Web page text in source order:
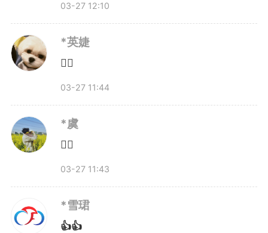
个都是宝妈，其中两位有两个孩
子。孩子放假了，家长却无法陪
伴，是不少同事共同面临的问题。
公司负责人听到员工反映的情
况，随即拍板放假，并在第二天上
午当着员工面宣布。“所有人都非
常开心，几乎都在第一时间订外出
03-27 12:10
*英婕
👍🏼
03-27 11:44
*虞
👍🏻
03-27 11:43
*雪珺
👍👍